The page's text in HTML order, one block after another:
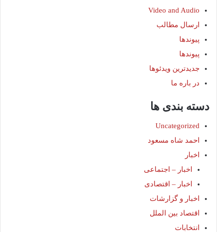
Video and Audio
ارسال مطالب
پیوندها
پیوندها
جدیدترین ویدئوها
در باره ما
دسته بندی ها
Uncategorized
احمد شاه مسعود
اخبار
اخبار – اجتماعی
اخبار – اقتصادی
اخبار و گزارشات
اقتصاد بین الملل
انتخابات